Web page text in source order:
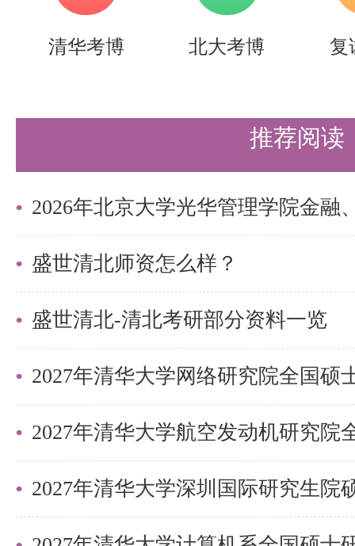
清华考博 北大考博 复
推荐阅读
盛世清北师资怎么样？
盛世清北-清北考研部分资料一览
2027年清华大学深圳国际研究生院